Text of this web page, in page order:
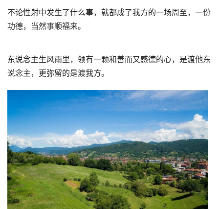
不论性射中发生了什么事，就都成了我方的一场周至，一份
功德，当然事顺福来。
东说念主生风雨里，领有一颗和善而又感德的心，是渡他东
说念主，更弥留的是渡我方。